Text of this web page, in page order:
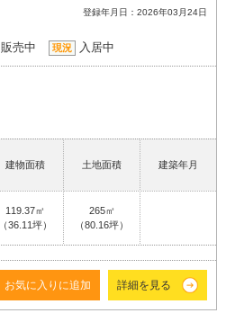
登録年月日：2026年03月24日
販売中 現況 入居中
建物面積 土地面積 建築年月
119.37㎡
（36.11坪）
265㎡
（80.16坪）
お気に入りに追加 詳細を見る